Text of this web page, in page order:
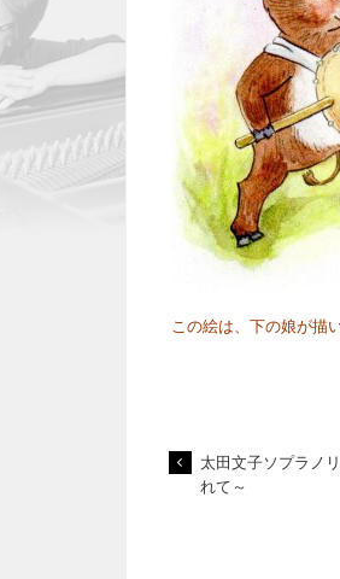
この絵は、下の娘が描
太田文子ソプラノ
れて～